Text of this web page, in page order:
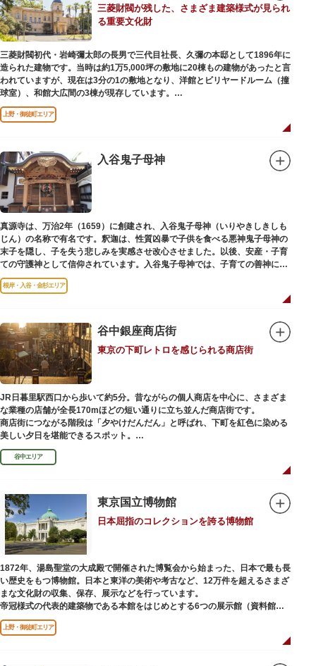
後は、オープンカフェでほっと一息つくのもおすすめです。
隅田川にかかる橋々も、それぞれ特徴的な形をしていて見応えは抜群。せっ
かくなら水上バスに乗船して、優雅に観察してみてはいかがでしょうか。
三菱財閥が残した、さまざま建築様式が見られ
る重要文化財
三菱財閥初代・岩崎彌太郎の長男で三代目社長、久彌の本邸として1896年に
造られた建物です。当時は約1万5,000坪の敷地に20棟もの建物があったと言
われていますが、現在は3分の1の敷地となり、洋館とビリヤードルーム（撞
球室）、和館大広間の3棟が現存しています。
【洋館】
鹿鳴館の建築家として知られるジョサイア・コンドルによって設計された西
ています。
【撞球室】
当時の日本では非常に珍しいスイスの山小屋風の撞球室（ビリヤード場）
で、洋館から地下道でつながっています。通常は非公開ですが、毎月15日
（10月のみ10/16）に先着順で限定公開されています。
【和館大広間】
洋館に併置された名棟 梁大河喜十郎の手によるものと伝えられている書院造
りの和館で、当時は550坪に及ぶ洋館を遥かにしのぐ規模でしたが、現在は
冠婚葬祭などに使われていた大広間の1棟だけが残っています。
を一部踏襲している広大な庭は、建築様式同様に和洋併置式とされ、「芝
庭」をもつ近代庭園の初期の形を残しています。江戸時代の石碑や手水鉢、
庭石などが見られ、煉瓦塀を含めた敷地全体が重要文化財に指定されていま
す。
上野・御徒町エリア
入谷鬼子母神
真源寺は、万治2年（1659）に創建され、入谷鬼子母神（いりやきしきしも
じん）の名称で有名です。釈迦は、性質凶暴で子供を食べる悪神鬼子母神の
末子を隠し、子を失う悲しみを実感させ改心させました。以後、安産・子育
ての守護神として信仰されています。入谷鬼子母神では、子育ての善神にな
った由来からツノのない「おに」の文字を使っています。
根岸・入谷・金杉エリア
谷中銀座商店街
東京の下町レトロを感じられる商店街
JR日暮里駅西口から歩いて約5分。昔ながらの個人商店を中心に、さまざま
な業種の店舗が全長170mほどの短い通りに立ち並んだ商店街です。
商店街につながる階段は「夕やけだんだん」と呼ばれ、下町を紅色に染める
美しい夕日を堪能できるスポット。
谷中銀座商店街は1945年頃に自然発生的に生まれ、現在の近隣型商店街へと
発展。昭和の懐かしい商店街の景観を見ることができます。東京の下町レト
観光客が訪れ、買い物や散策を楽しんでいます。
谷中エリア
東京国立博物館
日本屈指のコレクションを誇る博物館
1872年、湯島聖堂の大成殿で開催された博覧会から始まった、日本で最も長
い歴史をもつ博物館。日本と東洋の美術や考古など、12万件を超えるさまざ
まな文化財の収集、保存、展示などを行っています。
帝冠様式の代表的建築物である本館をはじめとする6つの展示館（資料館）
からなり、89件の国宝を所蔵。常に貴重な文化財を公開し、講座や講演会、
ワークショップなどを実施しています。国宝や重要文化財などの名品をたど
りながら、真の美術史を堪能し価値あるひと時を過ごしてみてはいかがでし
上野・御徒町エリア